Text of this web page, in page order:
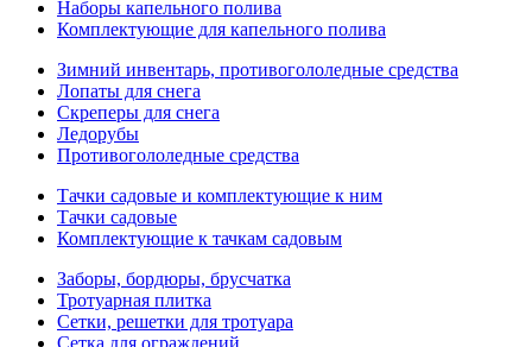
Наборы капельного полива
Комплектующие для капельного полива
Зимний инвентарь, противогололедные средства
Лопаты для снега
Скреперы для снега
Ледорубы
Противогололедные средства
Тачки садовые и комплектующие к ним
Тачки садовые
Комплектующие к тачкам садовым
Заборы, бордюры, брусчатка
Тротуарная плитка
Сетки, решетки для тротуара
Сетка для ограждений